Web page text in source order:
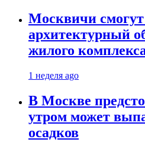
Москвичи
архитектурный
жилого
1 неделя ago
В Москве
утром может
осадков